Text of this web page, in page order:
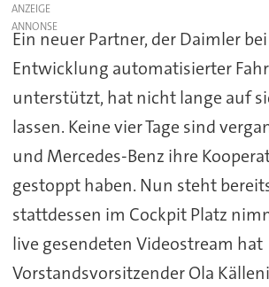
ANZEIGE
Ein neuer Partner, der Daimler
Entwicklung automatisierter
unterstützt, hat nicht lange auf
lassen. Keine vier Tage sind
und Mercedes-Benz ihre
gestoppt haben. Nun steht
stattdessen im Cockpit Platz
live gesendeten Videostream hat
Vorstandsvorsitzender Ola